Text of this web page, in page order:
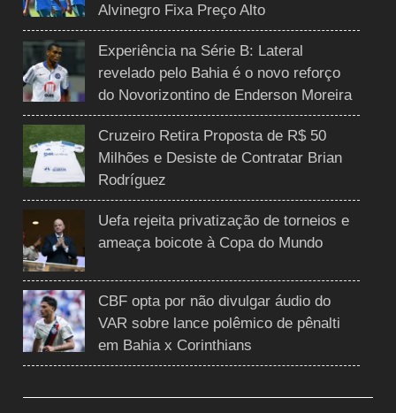
Alvinegro Fixa Preço Alto
Experiência na Série B: Lateral
revelado pelo Bahia é o novo reforço
do Novorizontino de Enderson Moreira
Cruzeiro Retira Proposta de R$ 50
Milhões e Desiste de Contratar Brian
Rodríguez
Uefa rejeita privatização de torneios e
ameaça boicote à Copa do Mundo
CBF opta por não divulgar áudio do
VAR sobre lance polêmico de pênalti
em Bahia x Corinthians